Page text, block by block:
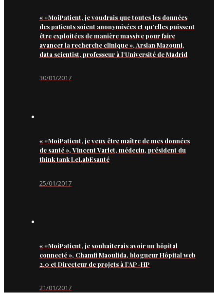
« #MoiPatient, je voudrais que toutes les données
des patients soient anonymisées et qu’elles puissent
être exploitées de manière massive pour faire
avancer la recherche clinique », Arslan Mazouni,
data scientist, professeur à l’Université de Madrid
30/01/2017
« #MoiPatient, je veux être maître de mes données
de santé », Vincent Varlet, médecin, président du
think tank LeLabEsanté
25/01/2017
« #MoiPatient, je souhaiterais avoir un hôpital
connecté », Chamfi Maoulida, blogueur Hôpital web
2.0 et Directeur de projets à l’AP-HP
21/01/2017